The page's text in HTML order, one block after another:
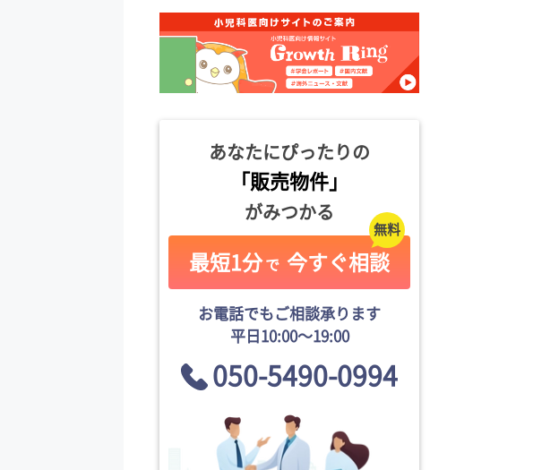
あなたにぴったりの
「販売物件」
がみつかる
最短1分 で 今すぐ相談
お電話でもご相談承ります
平日10:00〜19:00
050-5490-0994